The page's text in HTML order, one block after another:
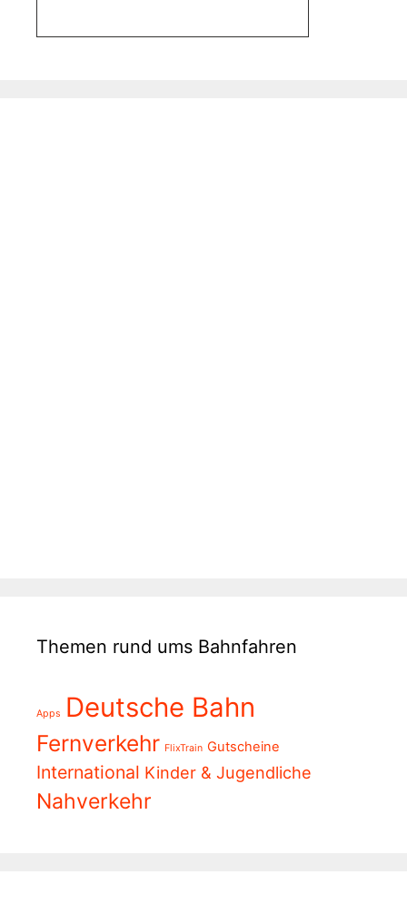
Themen rund ums Bahnfahren
Apps Deutsche Bahn
Fernverkehr FlixTrain Gutscheine
International Kinder & Jugendliche
Nahverkehr